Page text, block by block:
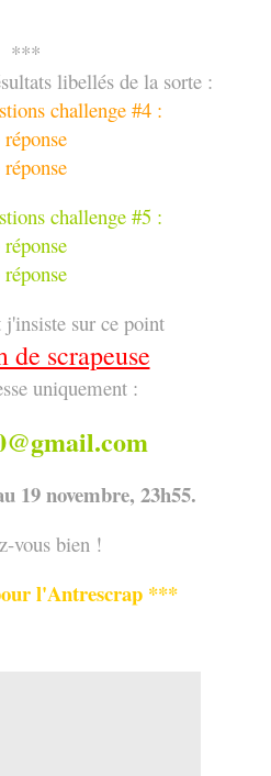
***
libellés de la sorte :
challenge #4 :
réponse
challenge #5 :
réponse
j'insiste sur ce point
de scrapeuse
uniquement :
19 novembre, 23h55.
vous bien !
l'Antrescrap ***